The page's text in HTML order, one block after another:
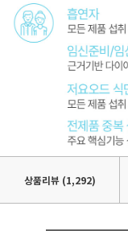
상품리뷰 (1,292)